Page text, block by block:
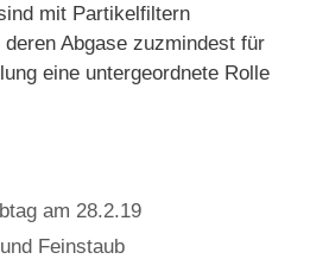
mit Partikelfiltern
Abgase zuzmindest für
eine untergeordnete Rolle
am 28.2.19
Feinstaub